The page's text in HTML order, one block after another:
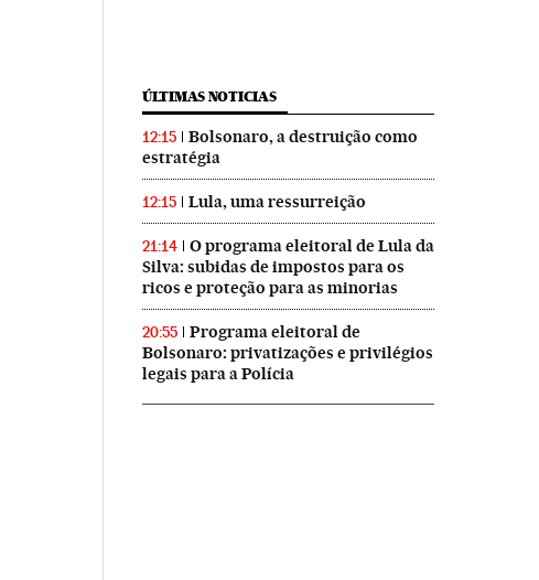
ÚLTIMAS NOTICIAS
12:15
Bolsonaro, a destruição como
estratégia
12:15 Lula, uma ressurreição
21:14
O programa eleitoral de Lula da
Silva: subidas de impostos para os
ricos e proteção para as minorias
20:55
Programa eleitoral de
Bolsonaro: privatizações e privilégios
legais para a Polícia